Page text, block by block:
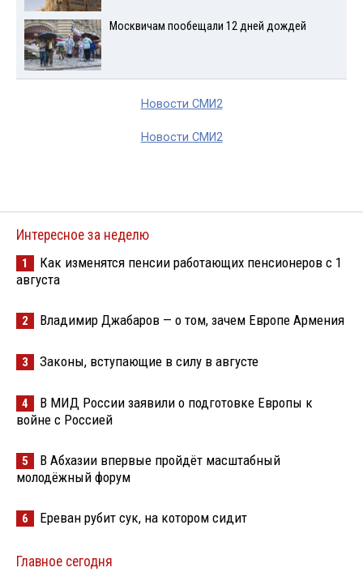
Москвичам пообещали 12 дней дождей
Новости СМИ2
Новости СМИ2
Интересное за неделю
1
Как изменятся пенсии работающих пенсионеров с 1
августа
2 Владимир Джабаров — о том, зачем Европе Армения
3 Законы, вступающие в силу в августе
4
В МИД России заявили о подготовке Европы к
войне с Россией
5
В Абхазии впервые пройдёт масштабный
молодёжный форум
6 Ереван рубит сук, на котором сидит
Главное сегодня